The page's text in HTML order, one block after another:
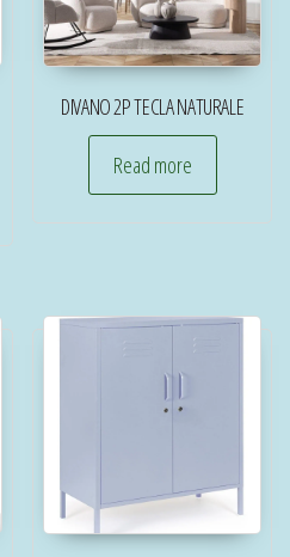
DIVANO 2P TECLA NATURALE
Read more